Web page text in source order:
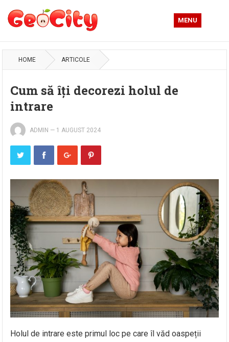
MENU
HOME ARTICOLE
Cum să îți decorezi holul de
intrare
ADMIN — 1 AUGUST 2024
Holul de intrare este primul loc pe care îl văd oaspeții